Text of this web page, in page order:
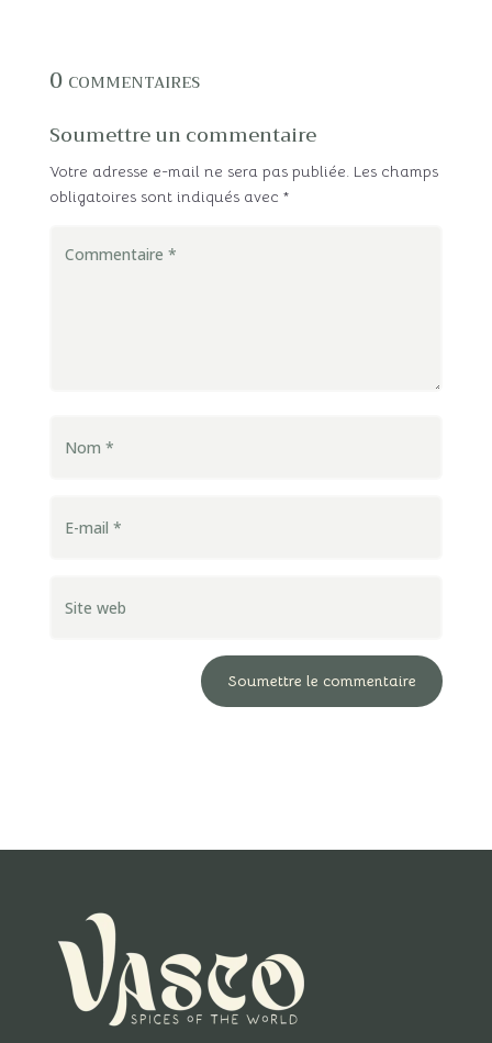
0 commentaires
Soumettre un commentaire
Votre adresse e-mail ne sera pas publiée. Les champs
obligatoires sont indiqués avec *
Soumettre le commentaire